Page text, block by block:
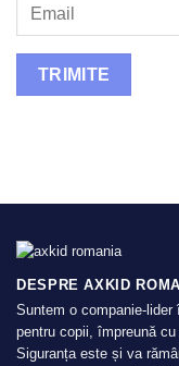
DESPRE AXKID
Suntem o companie-
pentru copii, împreună
Siguranța este și va